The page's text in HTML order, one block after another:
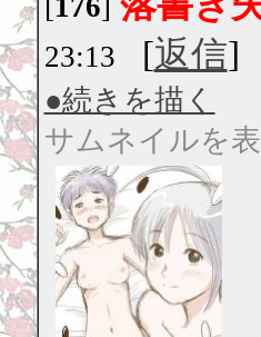
23:13 [返信]
●続きを描く
サムネイルを